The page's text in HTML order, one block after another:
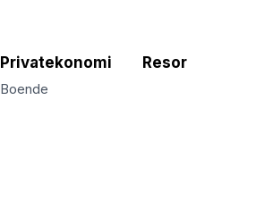
Privatekonomi
Boende
Resor